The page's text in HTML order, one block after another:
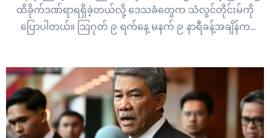
ထိခိုက်ဒဏ်ရာရရှိခဲ့တယ်လို့ ဒေသခံတွေက သံလွင်တိုင်းမ်ကို
ပြောပါတယ်။ သြဂုတ် ၉ ရက်နေ့ မနက် ၉ နာရီခန့်အချိန်က
နေ…